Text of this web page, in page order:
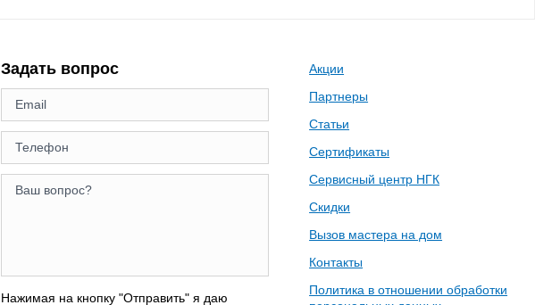
Задать вопрос
Нажимая на кнопку "Отправить" я даю
Акции
Партнеры
Статьи
Сертификаты
Сервисный центр НГК
Скидки
Вызов мастера на дом
Контакты
Политика в отношении обработки